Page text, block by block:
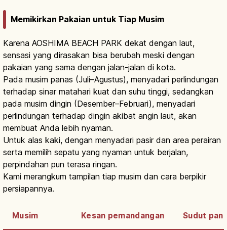
Memikirkan Pakaian untuk Tiap Musim
Karena AOSHIMA BEACH PARK dekat dengan laut,
sensasi yang dirasakan bisa berubah meski dengan
pakaian yang sama dengan jalan-jalan di kota.
Pada musim panas (Juli–Agustus), menyadari perlindungan
terhadap sinar matahari kuat dan suhu tinggi, sedangkan
pada musim dingin (Desember–Februari), menyadari
perlindungan terhadap dingin akibat angin laut, akan
membuat Anda lebih nyaman.
Untuk alas kaki, dengan menyadari pasir dan area perairan
serta memilih sepatu yang nyaman untuk berjalan,
perpindahan pun terasa ringan.
Kami merangkum tampilan tiap musim dan cara berpikir
persiapannya.
Musim Kesan pemandangan Sudut